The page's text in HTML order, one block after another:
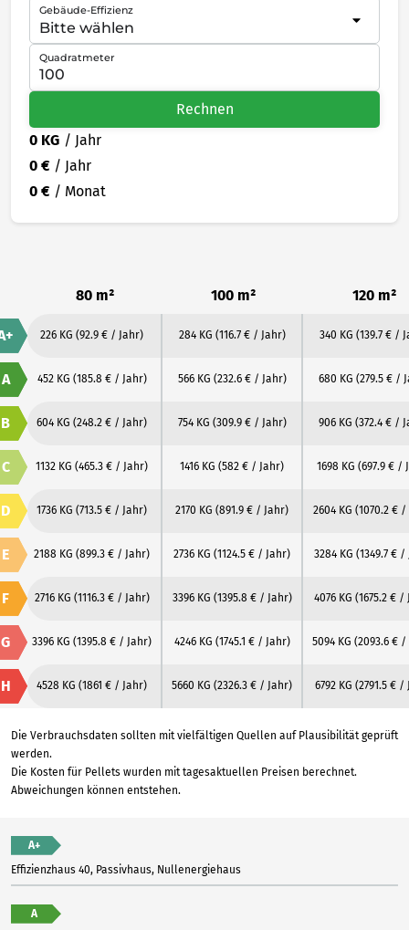
Gebäude-Effizienz
Quadratmeter
Rechnen
0 KG / Jahr
0 € / Jahr
0 € / Monat
80 m² 100 m² 120 m²
226 KG (92.9 € / Jahr) 284 KG (116.7 € / Jahr) 340 KG (139.7 € /
A 452 KG (185.8 € / Jahr) 566 KG (232.6 € / Jahr) 680 KG (279.5 € /
B 604 KG (248.2 € / Jahr) 754 KG (309.9 € / Jahr) 906 KG (372.4 € /
C 1132 KG (465.3 € / Jahr) 1416 KG (582 € / Jahr) 1698 KG (697.9 € /
D 1736 KG (713.5 € / Jahr) 2170 KG (891.9 € / Jahr) 2604 KG (1070.2 € /
E 2188 KG (899.3 € / Jahr) 2736 KG (1124.5 € / Jahr) 3284 KG (1349.7 € /
F 2716 KG (1116.3 € / Jahr) 3396 KG (1395.8 € / Jahr) 4076 KG (1675.2 € /
G 3396 KG (1395.8 € / Jahr) 4246 KG (1745.1 € / Jahr) 5094 KG (2093.6 € /
H 4528 KG (1861 € / Jahr) 5660 KG (2326.3 € / Jahr) 6792 KG (2791.5 € /
Die Verbrauchsdaten sollten mit vielfältigen Quellen auf Plausibilität geprüft
werden.
Die Kosten für Pellets wurden mit tagesaktuellen Preisen berechnet.
Abweichungen können entstehen.
A+
Effizienzhaus 40, Passivhaus, Nullenergiehaus
A